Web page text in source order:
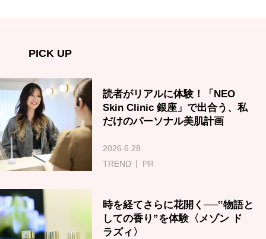
PICK UP
読者がリアルに体験！「NEO
Skin Clinic 銀座」で出合う、私
だけのパーソナル美肌計画
2026.6.28
TREND
PR
時を経てさらに花開く──‟物語と
しての香り”を体験〈メゾン ド
ラズィ〉